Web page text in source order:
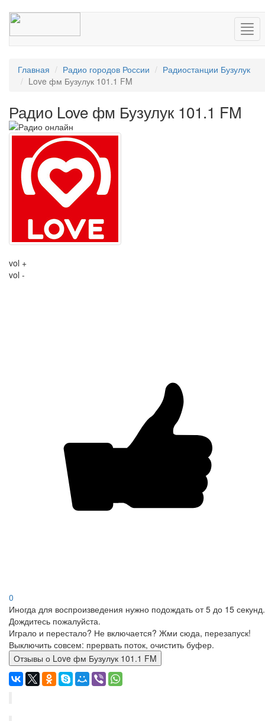
Главная Радио городов России
Радиостанции Бузулук
Love фм Бузулук 101.1 FM
Радио Love фм Бузулук 101.1 FM
vol +
vol -
0
Иногда для воспроизведения нужно подождать от 5 до 15 секунд.
Дождитесь пожалуйста.
Играло и перестало? Не включается? Жми сюда, перезапуск!
Выключить совсем: прервать поток, очистить буфер.
Отзывы о Love фм Бузулук 101.1 FM